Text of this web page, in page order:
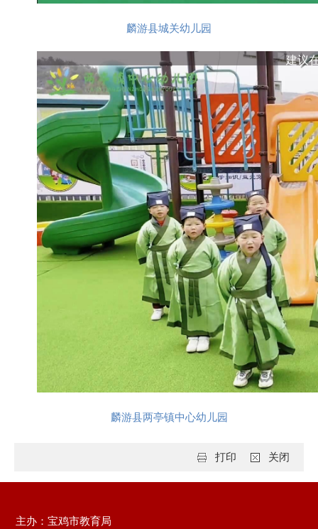
麟游县城关幼儿园
麟游县两亭镇中心幼儿园
关闭
打印
主办：宝鸡市教育局